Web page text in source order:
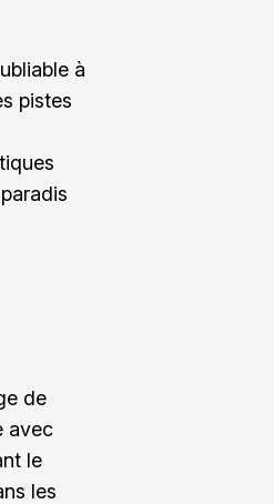
à
pistes
de
avec
le
les